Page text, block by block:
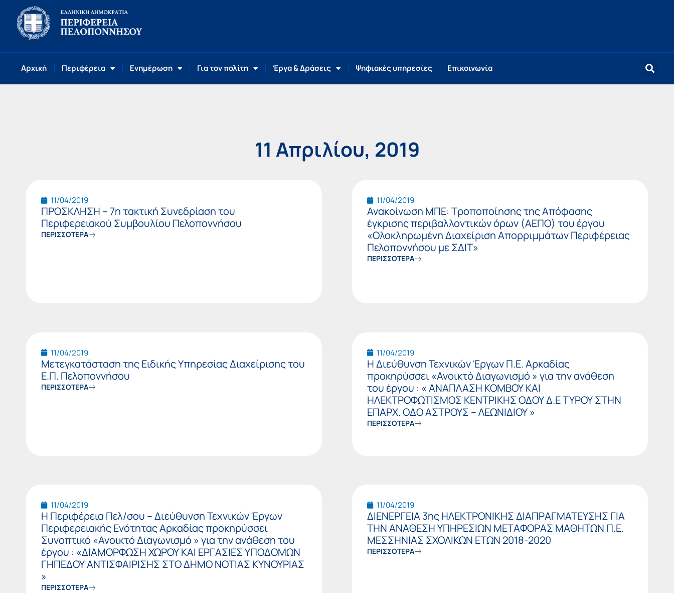
Αρχική Περιφέρεια Ενημέρωση Για τον πολίτη Έργα & Δράσεις Ψηφιακές υπηρεσίες Επικοινωνία
11 Απριλίου, 2019
11/04/2019
ΠΡΟΣΚΛΗΣΗ – 7η τακτική Συνεδρίαση του
Περιφερειακού Συμβουλίου Πελοποννήσου
ΠΕΡΙΣΣΟΤΕΡΑ
11/04/2019
Ανακοίνωση ΜΠΕ: Τροποποίησης της Απόφασης
έγκρισης περιβαλλοντικών όρων (ΑΕΠΟ) του έργου
«Ολοκληρωμένη Διαχείριση Απορριμμάτων Περιφέρειας
Πελοποννήσου με ΣΔΙΤ»
ΠΕΡΙΣΣΟΤΕΡΑ
11/04/2019
Μετεγκατάσταση της Ειδικής Υπηρεσίας Διαχείρισης του
Ε.Π. Πελοποννήσου
ΠΕΡΙΣΣΟΤΕΡΑ
11/04/2019
Η Διεύθυνση Τεχνικών Έργων Π.Ε. Αρκαδίας
προκηρύσσει «Ανοικτό Διαγωνισμό » για την ανάθεση
του έργου : « ΑΝΑΠΛΑΣΗ ΚΟΜΒΟΥ ΚΑΙ
ΗΛΕΚΤΡΟΦΩΤΙΣΜΟΣ ΚΕΝΤΡΙΚΗΣ ΟΔΟΥ Δ.Ε ΤΥΡΟΥ ΣΤΗΝ
ΕΠΑΡΧ. ΟΔΟ ΑΣΤΡΟΥΣ – ΛΕΩΝΙΔΙΟΥ »
ΠΕΡΙΣΣΟΤΕΡΑ
11/04/2019
Η Περιφέρεια Πελ/σου – Διεύθυνση Τεχνικών Έργων
Περιφερειακής Ενότητας Αρκαδίας προκηρύσσει
Συνοπτικό «Ανοικτό Διαγωνισμό » για την ανάθεση του
έργου : «ΔΙΑΜΟΡΦΩΣΗ ΧΩΡΟΥ ΚΑΙ ΕΡΓΑΣΙΕΣ ΥΠΟΔΟΜΩΝ
ΓΗΠΕΔΟΥ ΑΝΤΙΣΦΑΙΡΙΣΗΣ ΣΤΟ ΔΗΜΟ ΝΟΤΙΑΣ ΚΥΝΟΥΡΙΑΣ
»
ΠΕΡΙΣΣΟΤΕΡΑ
11/04/2019
ΔΙΕΝΕΡΓΕΙΑ 3ης ΗΛΕΚΤΡΟΝΙΚΗΣ ΔΙΑΠΡΑΓΜΑΤΕΥΣΗΣ ΓΙΑ
ΤΗΝ ΑΝΑΘΕΣΗ ΥΠΗΡΕΣΙΩΝ ΜΕΤΑΦΟΡΑΣ ΜΑΘΗΤΩΝ Π.Ε.
ΜΕΣΣΗΝΙΑΣ ΣΧΟΛΙΚΩΝ ΕΤΩΝ 2018-2020
ΠΕΡΙΣΣΟΤΕΡΑ